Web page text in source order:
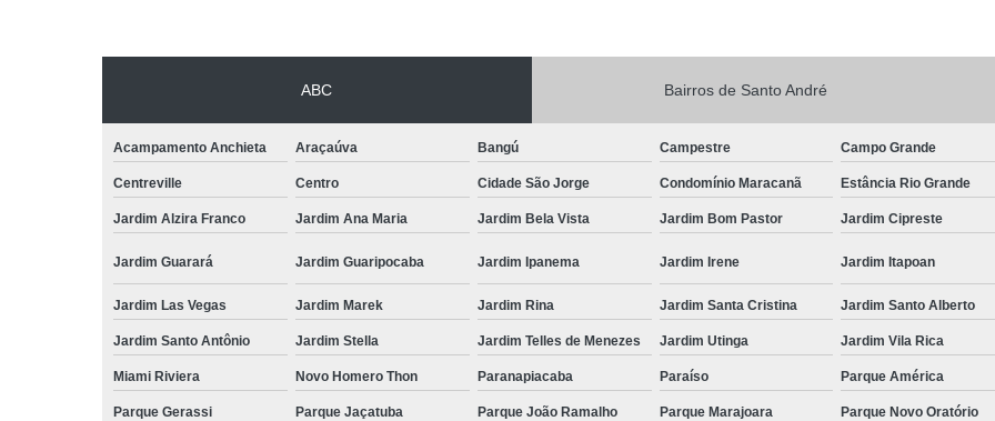
ABC Bairros de Santo André
Acampamento Anchieta Araçaúva Bangú Campestre Campo Grande
Centreville Centro Cidade São Jorge Condomínio Maracanã Estância Rio Grande
Jardim Alzira Franco Jardim Ana Maria Jardim Bela Vista Jardim Bom Pastor Jardim Cipreste
Jardim Guarará Jardim Guaripocaba Jardim Ipanema Jardim Irene Jardim Itapoan
Jardim Las Vegas Jardim Marek Jardim Rina Jardim Santa Cristina Jardim Santo Alberto
Jardim Santo Antônio Jardim Stella Jardim Telles de Menezes Jardim Utinga Jardim Vila Rica
Miami Riviera Novo Homero Thon Paranapiacaba Paraíso Parque América
Parque Gerassi Parque Jaçatuba Parque João Ramalho Parque Marajoara Parque Novo Oratório